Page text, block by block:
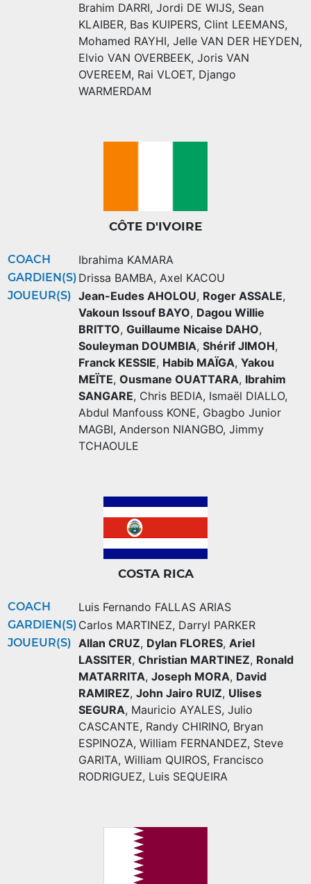
Brahim DARRI, Jordi DE WIJS, Sean
KLAIBER, Bas KUIPERS, Clint LEEMANS,
Mohamed RAYHI, Jelle VAN DER HEYDEN,
Elvio VAN OVERBEEK, Joris VAN
OVEREEM, Rai VLOET, Django
WARMERDAM
CÔTE D'IVOIRE
COACH Ibrahima KAMARA
GARDIEN(S) Drissa BAMBA, Axel KACOU
JOUEUR(S) Jean-Eudes AHOLOU, Roger ASSALE,
Vakoun Issouf BAYO, Dagou Willie
BRITTO, Guillaume Nicaise DAHO,
Souleyman DOUMBIA, Shérif JIMOH,
Franck KESSIE, Habib MAÏGA, Yakou
MEÏTE, Ousmane OUATTARA, Ibrahim
SANGARE, Chris BEDIA, Ismaël DIALLO,
Abdul Manfouss KONE, Gbagbo Junior
MAGBI, Anderson NIANGBO, Jimmy
TCHAOULE
COSTA RICA
COACH Luis Fernando FALLAS ARIAS
GARDIEN(S) Carlos MARTINEZ, Darryl PARKER
JOUEUR(S) Allan CRUZ, Dylan FLORES, Ariel
LASSITER, Christian MARTINEZ, Ronald
MATARRITA, Joseph MORA, David
RAMIREZ, John Jairo RUIZ, Ulises
SEGURA, Mauricio AYALES, Julio
CASCANTE, Randy CHIRINO, Bryan
ESPINOZA, William FERNANDEZ, Steve
GARITA, William QUIROS, Francisco
RODRIGUEZ, Luis SEQUEIRA